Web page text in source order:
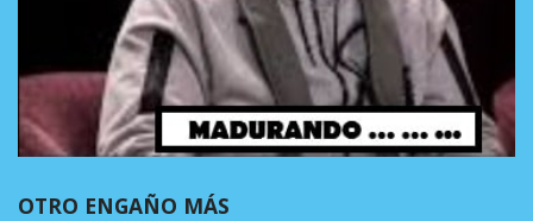
OTRO ENGAÑO MÁS